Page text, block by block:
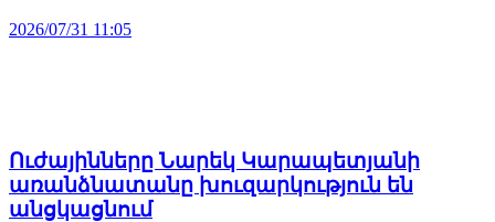
2026/07/31 11:05
Ուժայինները Նարեկ Կարապետյանի
առանձնատանը խուզարկություն են
անցկացնում